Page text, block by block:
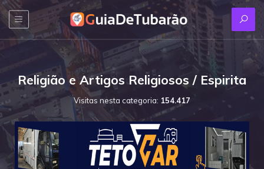
Religião e Artigos Religiosos / Espirita
Visitas nesta categoria: 154.417